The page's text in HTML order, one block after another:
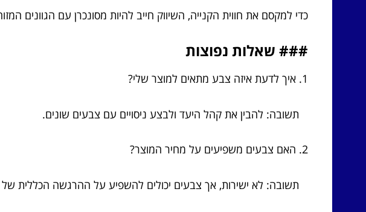
כדי למקסם את חווית הקנייה, השיווק חייב להיות מסונכרן עם הגוונים
### שאלות נפוצות
1. איך לדעת איזה צבע מתאים למוצר שלי?
תשובה: להבין את קהל היעד ולבצע ניסויים עם צבעים שונים.
2. האם צבעים משפיעים על מחיר המוצר?
תשובה: לא ישירות, אך צבעים יכולים להשפיע על ההרגשה הכללית של